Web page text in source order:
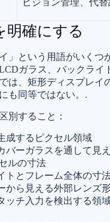
明確にする
」という用語がいく
ガラス、バックラ
は、矩形ディスプレ
も同等ではない。.
別すること：
成するピクセル領域
バーガラスを通して見
ルの寸法
トとフレーム全体の寸
から見える外部レンズ
ッチ入力を検出する領